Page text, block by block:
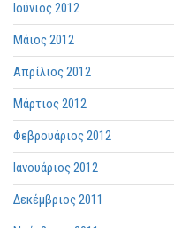
Ιούνιος 2012
Μάιος 2012
Απρίλιος 2012
Μάρτιος 2012
Φεβρουάριος 2012
Ιανουάριος 2012
Δεκέμβριος 2011